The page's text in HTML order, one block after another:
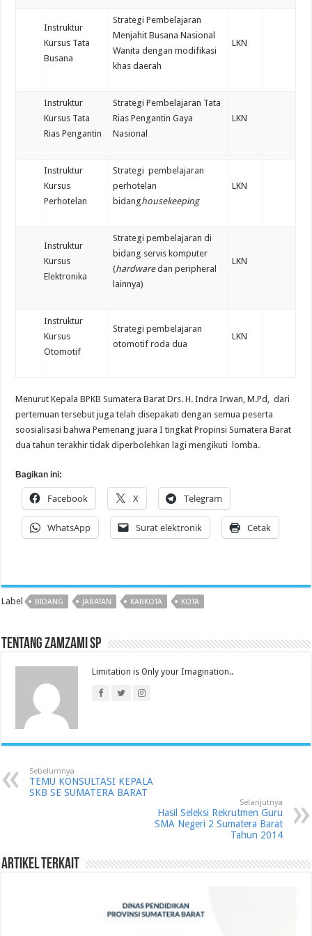
Instruktur
Kursus Tata
Busana
Strategi Pembelajaran
Menjahit Busana Nasional
Wanita dengan modifikasi
khas daerah
LKN
Instruktur
Kursus Tata
Rias Pengantin
Strategi Pembelajaran Tata
Rias Pengantin Gaya
Nasional
LKN
Instruktur
Kursus
Perhotelan
Strategi pembelajaran
perhotelan
bidanghousekeeping
LKN
Instruktur
Kursus
Elektronika
Strategi pembelajaran di
bidang servis komputer
(hardwaredan peripheral
lainnya)
LKN
Instruktur
Kursus
Otomotif
Strategi pembelajaran
otomotif roda dua
LKN
Menurut Kepala BPKB Sumatera Barat Drs. H. Indra Irwan, M.Pd, dari
pertemuan tersebut juga telah disepakati dengan semua peserta
soosialisasi bahwa Pemenang juara I tingkat Propinsi Sumatera Barat
dua tahun terakhir tidak diperbolehkan lagi mengikuti lomba.
Bagikan ini:
Facebook X Telegram
WhatsApp Surat elektronik Cetak
Label BIDANG JABATAN KABKOTA KOTA
Tentang Zamzami SP
Limitation is Only your Imagination..
Sebelumnya
TEMU KONSULTASI KEPALA
SKB SE SUMATERA BARAT
Selanjutnya
Hasil Seleksi Rekrutmen Guru
SMA Negeri 2 Sumatera Barat
Tahun 2014
Artikel Terkait